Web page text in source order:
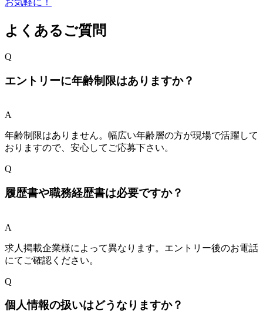
よくあるご質問
Q
エントリーに年齢制限はありますか？
A
年齢制限はありません。幅広い年齢層の方が現場で活躍して
おりますので、安心してご応募下さい。
Q
履歴書や職務経歴書は必要ですか？
A
求人掲載企業様によって異なります。エントリー後のお電話
にてご確認ください。
Q
個人情報の扱いはどうなりますか？